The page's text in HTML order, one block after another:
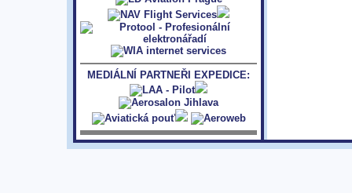
MEDIÁLNÍ PARTNEŘI EXPEDICE: